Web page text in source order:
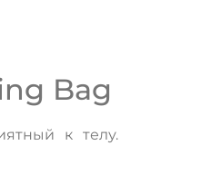
Bag
к телу.